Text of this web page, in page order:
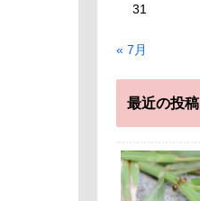
31
« 7月
最近の投稿